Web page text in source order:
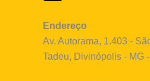
Endereço
Av. Autorama, 1.403 -
Tadeu, Divinópolis - MG